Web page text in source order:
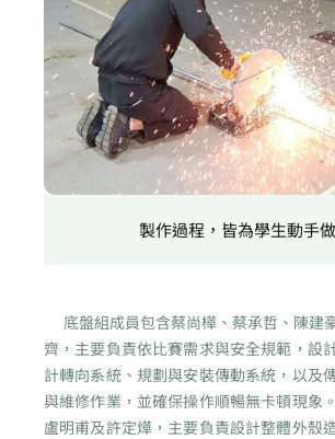
製作過程，皆為學生動手做
底盤組成員包含蔡尚樺、蔡承哲、陳建
齊，主要負責依比賽需求與安全規範，設
計轉向系統、規劃與安裝傳動系統，以及
與維修作業，並確保操作順暢無卡頓現象
盧明甫及許定燁，主要負責設計整體外殼